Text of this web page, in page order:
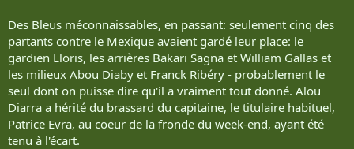
Des Bleus méconnaissables, en passant: seulement cinq des
partants contre le Mexique avaient gardé leur place: le
gardien Lloris, les arrières Bakari Sagna et William Gallas et
les milieux Abou Diaby et Franck Ribéry - probablement le
seul dont on puisse dire qu'il a vraiment tout donné. Alou
Diarra a hérité du brassard du capitaine, le titulaire habituel,
Patrice Evra, au coeur de la fronde du week-end, ayant été
tenu à l'écart.